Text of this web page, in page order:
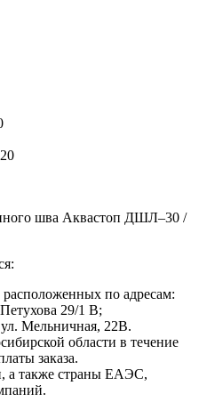
20
по адресам:
29/1 В;
Мельничная, 22В.
области в течение
заказа.
а также страны ЕАЭС,